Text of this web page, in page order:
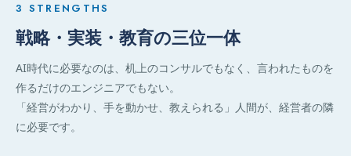
3 STRENGTHS
戦略・実装・教育の三位一体
AI時代に必要なのは、机上のコンサルでもなく、言われたものを
作るだけのエンジニアでもない。
「経営がわかり、手を動かせ、教えられる」人間が、経営者の隣
に必要です。